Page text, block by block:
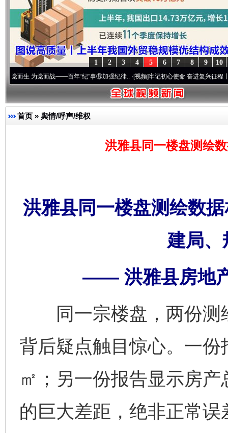
10
9
8
7
6
5
4
3
2
1
而战——百年“纪”事⑧加强纪律..·[视频]牢记初心使命 奋进复兴征程丨“转折之城”激
首页 » 舆情/呼声/维权
洪雅县同一楼盘测绘
洪雅县同一楼盘测绘数
建局、
—— 洪雅县房地
同一宗楼盘，两份测
背后疑点触目惊心。一
㎡；另一份报告显示房
的巨大差距，绝非正常